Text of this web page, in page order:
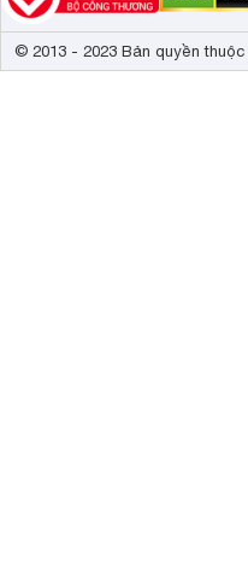
© 2013 - 2023 Bản quyền